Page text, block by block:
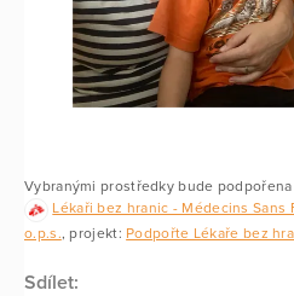
Vybranými prostředky bude
Lékaři bez hranic - Médecins
o.p.s. , projekt: Podpořte Lékaře bez
Sdílet: